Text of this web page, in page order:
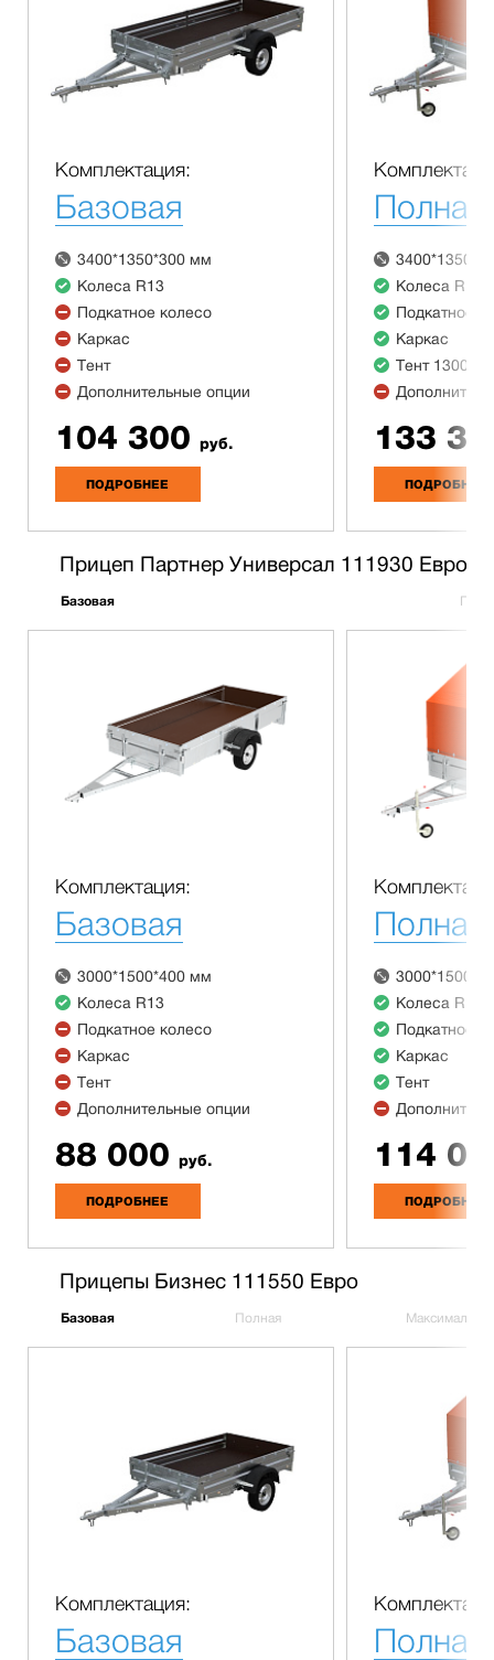
Комплектация:
Базовая
3400*1350*300 мм
Колеса R13
Подкатное колесо
Каркас
Тент
Дополнительные опции
104 300 руб.
ПОДРОБНЕЕ
Полная
Колеса R13
Подкатное
Каркас
Тент 1300 мм
133
ПОДРОБНЕЕ
Прицеп Партнер Универсал 111930 Евро
Базовая
Комплектация:
Базовая
3000*1500*400 мм
Колеса R13
Подкатное колесо
Каркас
Тент
Дополнительные опции
88 000 руб.
ПОДРОБНЕЕ
Полная
Колеса R13
Подкатное
Каркас
Тент
114
ПОДРОБНЕЕ
Прицепы Бизнес 111550 Евро
Базовая Полная Максимальная
Комплектация:
Базовая Полная